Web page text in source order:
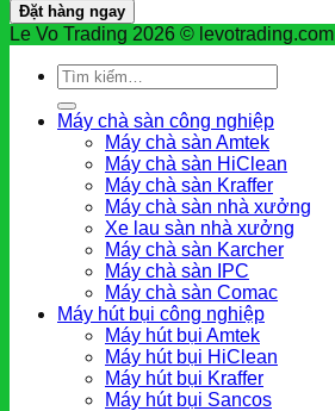
Đặt hàng ngay
Le Vo Trading 2026 © levotrading.com
Tìm
kiếm:
Máy chà sàn công nghiệp
Máy chà sàn Amtek
Máy chà sàn HiClean
Máy chà sàn Kraffer
Máy chà sàn nhà xưởng
Xe lau sàn nhà xưởng
Máy chà sàn Karcher
Máy chà sàn IPC
Máy chà sàn Comac
Máy hút bụi công nghiệp
Máy hút bụi Amtek
Máy hút bụi HiClean
Máy hút bụi Kraffer
Máy hút bụi Sancos